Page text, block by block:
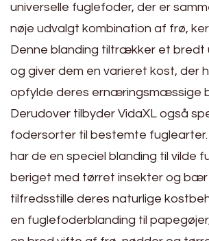
universelle fuglefoder, der er
nøje udvalgt kombination af frø,
Denne blanding tiltrækker et bredt
og giver dem en varieret kost, der
opfylde deres ernæringsmæssige
Derudover tilbyder VidaXL også
fodersorter til bestemte fuglearter.
har de en speciel blanding til vilde
beriget med tørret insekter og
tilfredsstille deres naturlige
en fuglefoderblanding til